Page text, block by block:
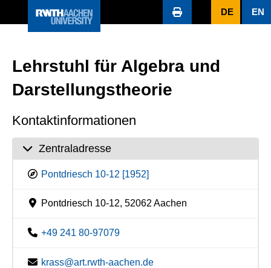
DE EN
Lehrstuhl für Algebra und
Darstellungstheorie
Kontaktinformationen
Zentraladresse
Pontdriesch 10-12 [1952]
Pontdriesch 10-12, 52062 Aachen
+49 241 80-97079
krass@art.rwth-aachen.de